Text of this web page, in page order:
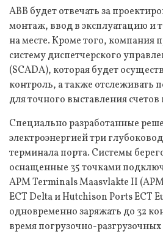
ABB будет отвечать за
монтаж, ввод в эксплуатацию и
на месте. Кроме того, компания
систему диспетчерского
(SCADA), которая будет
контроль, а также отслеживать
для точного выставления
Специально разработанные
электроэнергией три
терминала порта. Системы
оснащенные 35 точками
APM Terminals Maasvlakte II
ECT Delta и Hutchison Ports ECT
одновременно заряжать до 32
время погрузочно-разгрузочных